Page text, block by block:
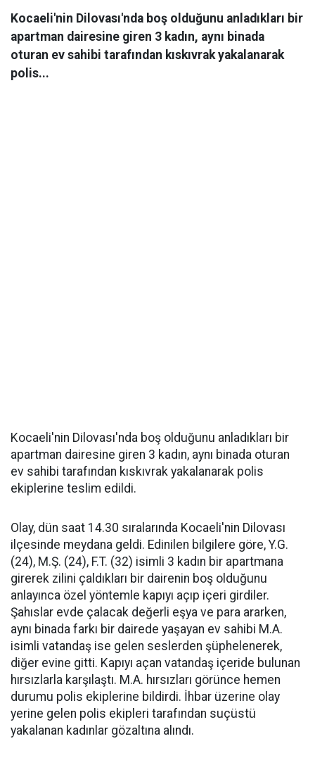
Kocaeli'nin Dilovası'nda boş olduğunu anladıkları bir
apartman dairesine giren 3 kadın, aynı binada
oturan ev sahibi tarafından kıskıvrak yakalanarak
polis...
Kocaeli'nin Dilovası'nda boş olduğunu anladıkları bir
apartman dairesine giren 3 kadın, aynı binada oturan
ev sahibi tarafından kıskıvrak yakalanarak polis
ekiplerine teslim edildi.
Olay, dün saat 14.30 sıralarında Kocaeli'nin Dilovası
ilçesinde meydana geldi. Edinilen bilgilere göre, Y.G.
(24), M.Ş. (24), F.T. (32) isimli 3 kadın bir apartmana
girerek zilini çaldıkları bir dairenin boş olduğunu
anlayınca özel yöntemle kapıyı açıp içeri girdiler.
Şahıslar evde çalacak değerli eşya ve para ararken,
aynı binada farkı bir dairede yaşayan ev sahibi M.A.
isimli vatandaş ise gelen seslerden şüphelenerek,
diğer evine gitti. Kapıyı açan vatandaş içeride bulunan
hırsızlarla karşılaştı. M.A. hırsızları görünce hemen
durumu polis ekiplerine bildirdi. İhbar üzerine olay
yerine gelen polis ekipleri tarafından suçüstü
yakalanan kadınlar gözaltına alındı.